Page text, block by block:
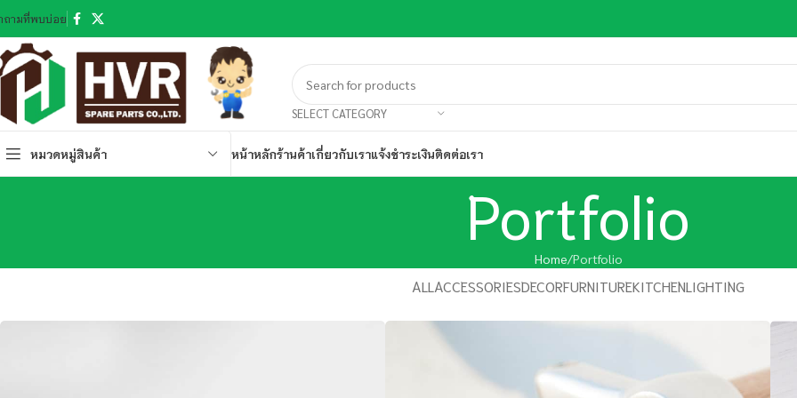
ถามที่พบบ่อย
SELECT CATEGORY
หมวดหมู่สินค้า หน้าหลักร้านค้าเกี่ยวกับเราแจ้งชำระเงินติดต่อเรา
Portfolio
Home Portfolio
ALL ACCESSORIESDECORFURNITUREKITCHENLIGHTING